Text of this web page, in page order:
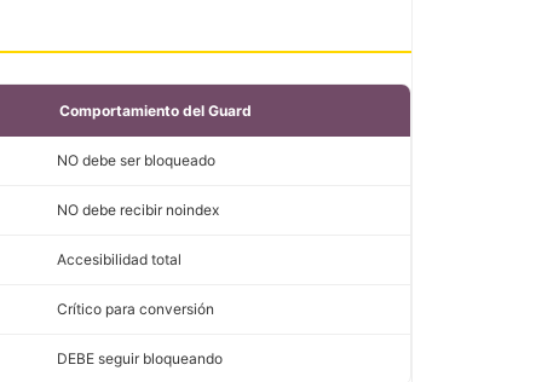
Comportamiento del Guard
NO debe ser bloqueado
NO debe recibir noindex
Accesibilidad total
Crítico para conversión
DEBE seguir bloqueando